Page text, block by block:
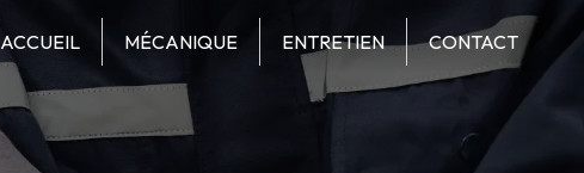
ACCUEIL MÉCANIQUE ENTRETIEN CONTACT